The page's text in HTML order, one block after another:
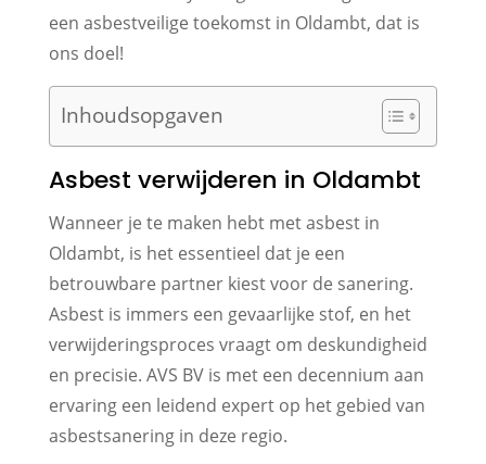
een asbestveilige toekomst in Oldambt, dat is
ons doel!
Inhoudsopgaven
Asbest verwijderen in Oldambt
Wanneer je te maken hebt met asbest in
Oldambt, is het essentieel dat je een
betrouwbare partner kiest voor de sanering.
Asbest is immers een gevaarlijke stof, en het
verwijderingsproces vraagt om deskundigheid
en precisie. AVS BV is met een decennium aan
ervaring een leidend expert op het gebied van
asbestsanering in deze regio.